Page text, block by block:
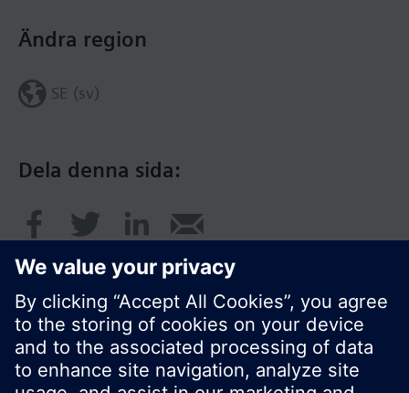
Dela denna sida:
Ändra region
SE (sv)